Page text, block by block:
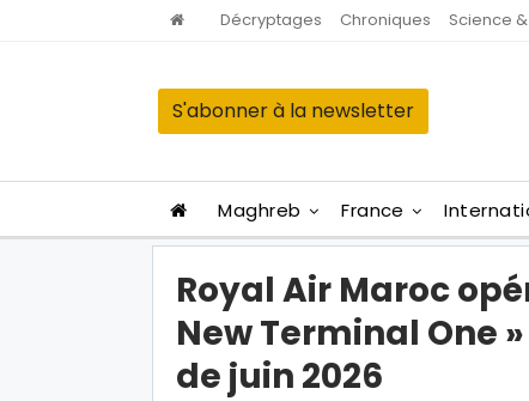
Décryptages Chroniques Science
S'abonner à la newsletter
Maghreb France
Royal Air Maroc
New Terminal One
de juin 2026